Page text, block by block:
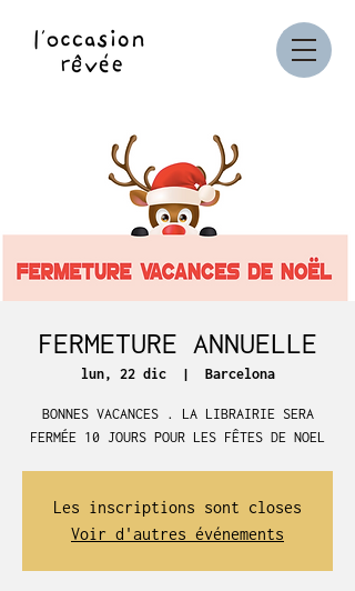
FERMETURE ANNUELLE
lun, 22 dic
  |
Barcelona
BONNES VACANCES . LA LIBRAIRIE SERA
FERMÉE 10 JOURS POUR LES FÊTES DE NOEL
Les inscriptions sont closes
Voir d'autres événements